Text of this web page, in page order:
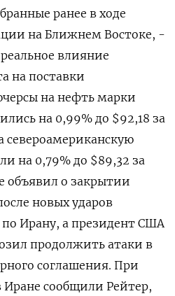
ранее в ходе
на Ближнем Востоке, -
влияние
на поставки
на нефть марки
​на 0,99% до $92,18 ​за
североамериканскую
на 0,79% до $89,32 ‌за
объявил о ‌закрытии
новых ударов
Ирану, а президент ​США
продолжить атаки в
соглашения. При
сообщили Рейтер,